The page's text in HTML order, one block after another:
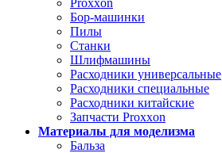
Proxxon
Бор-машинки
Пилы
Станки
Шлифмашины
Расходники универсальные
Расходники специальные
Расходники китайские
Запчасти Proxxon
Материалы для моделизма
Бальза